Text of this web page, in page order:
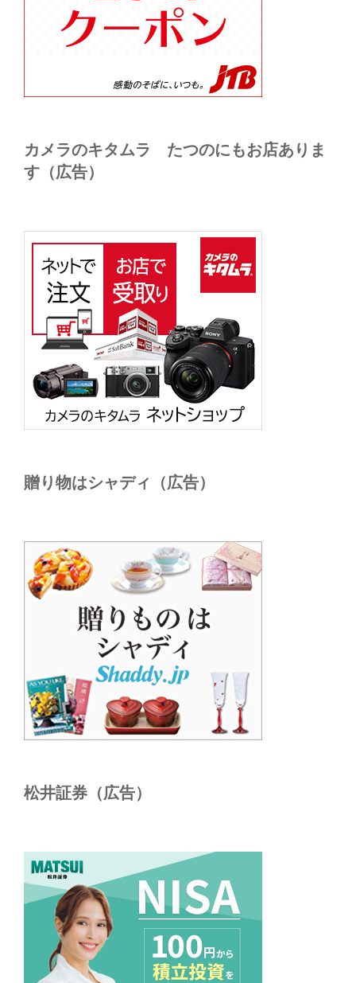
カメラのキタムラ たつのにもお店ありま
す（広告）
贈り物はシャディ（広告）
松井証券（広告）